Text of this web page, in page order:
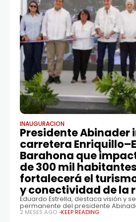
INAUGURACION
Presidente Abinader
carretera
Barahona que
de 300 mil
fortalecerá el
y conectividad de la
Eduardo Estrella, destaca visión y
permanente del presidente
el sur con obras que acercan
2 MESES AGO KEEP READING